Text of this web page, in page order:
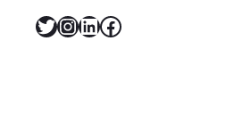
X InstagramLinkedIn Facebook